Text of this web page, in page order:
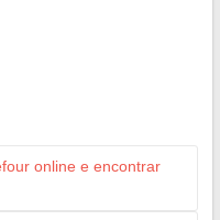
online e encontrar